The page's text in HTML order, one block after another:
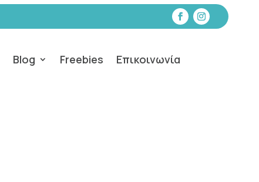
Blog Freebies Επικοινωνία